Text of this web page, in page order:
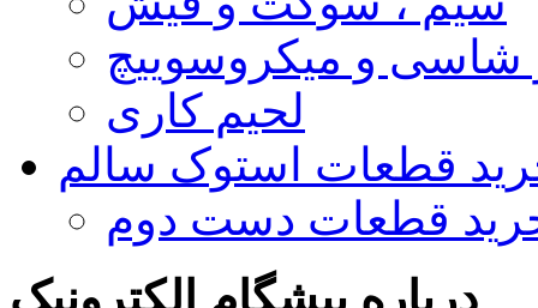
شاسی و میکروسوییچ
لحیم کاری
قطعات استوک سالم
قطعات دست دوم